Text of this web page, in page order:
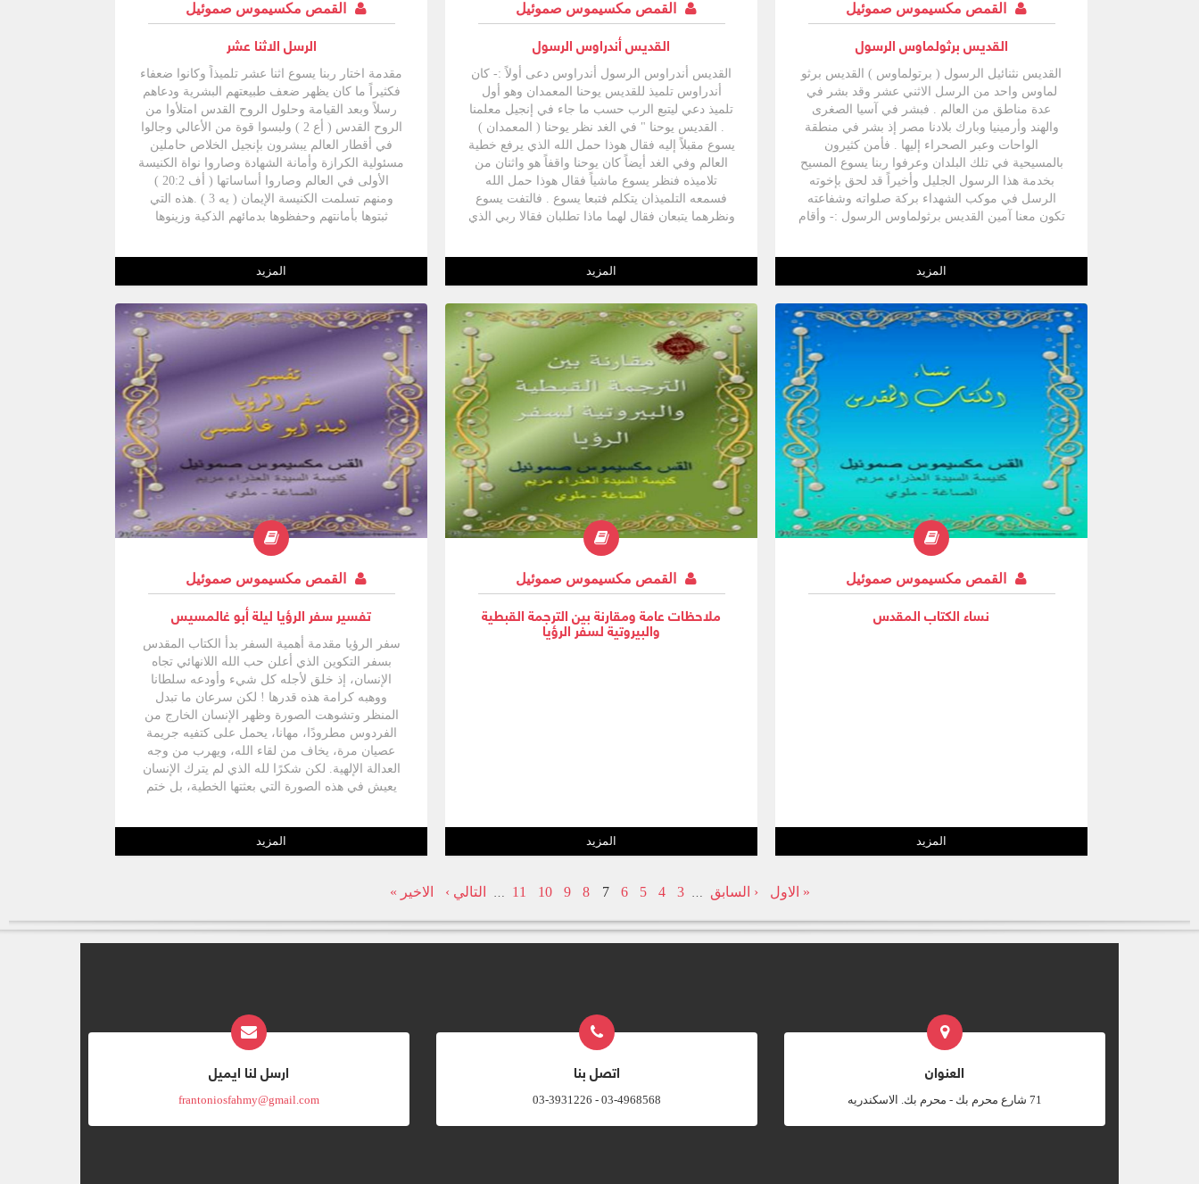
القمص مكسيموس صموئيل
القديس برثولماوس الرسول
القديس نثنائيل الرسول ( برتولماوس ) القديس برثو
لماوس واحد من الرسل الاثني عشر وقد بشر في
عدة مناطق من العالم . فبشر في آسيا الصغرى
والهند وأرمينيا وبارك بلادنا مصر إذ بشر في منطقة
الواحات وعبر الصحراء إليها . فأمن كثيرون
بالمسيحية في تلك البلدان وعرفوا ربنا يسوع المسيح
بخدمة هذا الرسول الجليل وأخيراً قد لحق بإخوته
الرسل في موكب الشهداء بركة صلواته وشفاعته
تكون معنا آمين القديس برثولماوس الرسول :- وأقام
رسولاً ، وله في الأناجيل مثل بعض الرسل اسمان
ففي الثلاثة أناجيل الأولى يسمى برتولماوس ) مت
3:10 ) ، ( مر 18:3 ) ، ( لو 14:6 ) . أما في الإنجيل
الرابع إنجيل معلمنا يوحنا فيذكر في مناسبتين بإسم
نثنائيل . وقد ذكر بعد قيامة الرب باسم نثنائيل ( يو
45:1 ، 22:21 ) . وفي قائمة أسماء الرسل الاثني
عشر ذكر في الأناجيل الثلاثة مع فيلبس باسم برثو
لماوس أما في الإنجيل الرابع فقد ذكر مع فيلبس
باسم نثنائيل فيكون من المؤكد أن نثنائيل وبرثو
لماوس هما اسمان لشخص واحد . نثنائيل هو الاسم
العبري ومعناه ) الله أعطى ( أما برثولماوس فهو
الاسم اليوناني المأخوذ من الآرامية ومعناه ( ابن
تولوماوس ) .
المزيد
القمص مكسيموس صموئيل
القديس أندراوس الرسول
القديس أندراوس الرسول أندراوس دعى أولاً :- كان
أندراوس تلميذ للقديس يوحنا المعمدان وهو أول
تلميذ دعي ليتبع الرب حسب ما جاء في إنجيل معلمنا
. القديس يوحنا " في الغد نظر يوحنا ( المعمدان )
يسوع مقبلاً إليه فقال هوذا حمل الله الذي يرفع خطية
العالم وفي الغد أيضاً كان يوحنا واقفاً هو واثنان من
تلاميذه فنظر يسوع ماشياً فقال هوذا حمل الله
فسمعه التلميذان يتكلم فتبعا يسوع . فالتفت يسوع
ونظرهما يتبعان فقال لهما ماذا تطلبان فقالا ربي الذي
الدعوة المباركة باكراً في اليوم التالي قابل أخاه
سمعان بطرس وأتى به إلى الرب ودعاه الرب أيضاً
-للتلمذة ولكنهما لم يكونا بعد على مستوى أن يدركا
قصد الرب فعادا للاشتغال بالصيد ، وكانا في حاجة
إلى -تأكيد الدعوة لذلك وجدهما ربنا يسوع بعد ذلك
وهما على شاطئ بحر الجليل ودعاهما فتركا الشباك
وتبعاه
المزيد
القمص مكسيموس صموئيل
الرسل الاثنا عشر
مقدمة اختار ربنا يسوع اثنا عشر تلميذاً وكانوا ضعفاء
فكثيراً ما كان يظهر ضعف طبيعتهم البشرية ودعاهم
رسلاً وبعد القيامة وحلول الروح القدس امتلأوا من
الروح القدس ( أع 2 ) ولبسوا قوة من الأعالي وجالوا
في أقطار العالم يبشرون بإنجيل الخلاص حاملين
مسئولية الكرازة وأمانة الشهادة وصاروا نواة الكنيسة
الأولى في العالم وصاروا أساساتها ( أف 20:2 )
ومنهم تسلمت الكنيسة الإيمان ( يه 3 ) .هذه التي
ثبتوها بأمانتهم وحفظوها بدمائهم الذكية وزينوها
المزيد
القمص مكسيموس صموئيل
نساء الكتاب المقدس
المزيد
القمص مكسيموس صموئيل
ملاحظات عامة ومقارنة بين الترجمة القبطية
والبيروتية لسفر الرؤيا
المزيد
القمص مكسيموس صموئيل
تفسير سفر الرؤيا ليلة أبو غالمسيس
سفر الرؤيا مقدمة أهمية السفر بدأ الكتاب المقدس
بسفر التكوين الذي أعلن حب الله اللانهائي تجاه
الإنسان، إذ خلق لأجله كل شيء وأودعه سلطانا
ووهبه كرامة هذه قدرها ! لكن سرعان ما تبدل
المنظر وتشوهت الصورة وظهر الإنسان الخارج من
الفردوس مطرودًا، مهانا، يحمل على كتفيه جريمة
عصيان مرة، يخاف من لقاء الله، ويهرب من وجه
العدالة الإلهية. لكن شكرًا لله الذي لم يترك الإنسان
يعيش في هذه الصورة التي بعثتها الخطية، بل ختم
وأحضانا إلهية تركض مسرعة تجاه البشر، و قيثارات
سماوية و فرحًا وغرسًا سماويًا من أجل الإنسان يا له
ويحفظه في قلبه، ويسطره في أحشائه ويلهج فيه
التسبيح، سفر السماء!
المزيد
« الاول ‹ السابق 3
4
5
6
7
8
9
10
11 التالي › الاخير »
العنوان
‎71 شارع محرم بك - محرم بك. الاسكندريه
اتصل بنا
03-4968568 - 03-3931226
ارسل لنا ايميل
frantoniosfahmy@gmail.com